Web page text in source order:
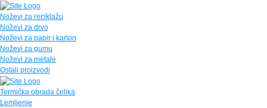
Noževi za reciklažu
Noževi za drvo
Noževi za papir i karton
Noževi za gumu
Noževi za metale
Ostali proizvodi
Termička obrada čelika
Lemljenje